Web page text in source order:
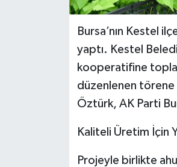
Bursa’nın Kestel
yaptı. Kestel
kooperatifine
düzenlenen törene
Öztürk, AK Parti
Kaliteli Üretim İçin
Projeyle birlikte